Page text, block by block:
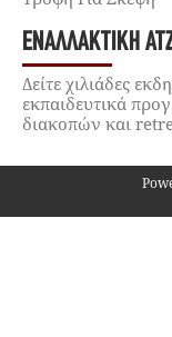
ΕΝΑΛΛΑΚΤΙΚΉ
Δείτε χιλιάδες
εκπαιδευτικά
διακοπών και